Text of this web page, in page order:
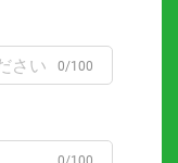
0/100